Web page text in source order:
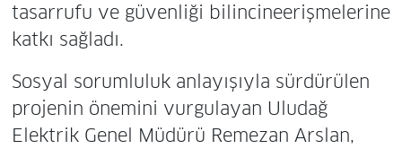
tasarrufu ve güvenliği bilincineerişmelerine
katkı sağladı.
Sosyal sorumluluk anlayışıyla sürdürülen
projenin önemini vurgulayan Uludağ
Elektrik Genel Müdürü Remezan Arslan,